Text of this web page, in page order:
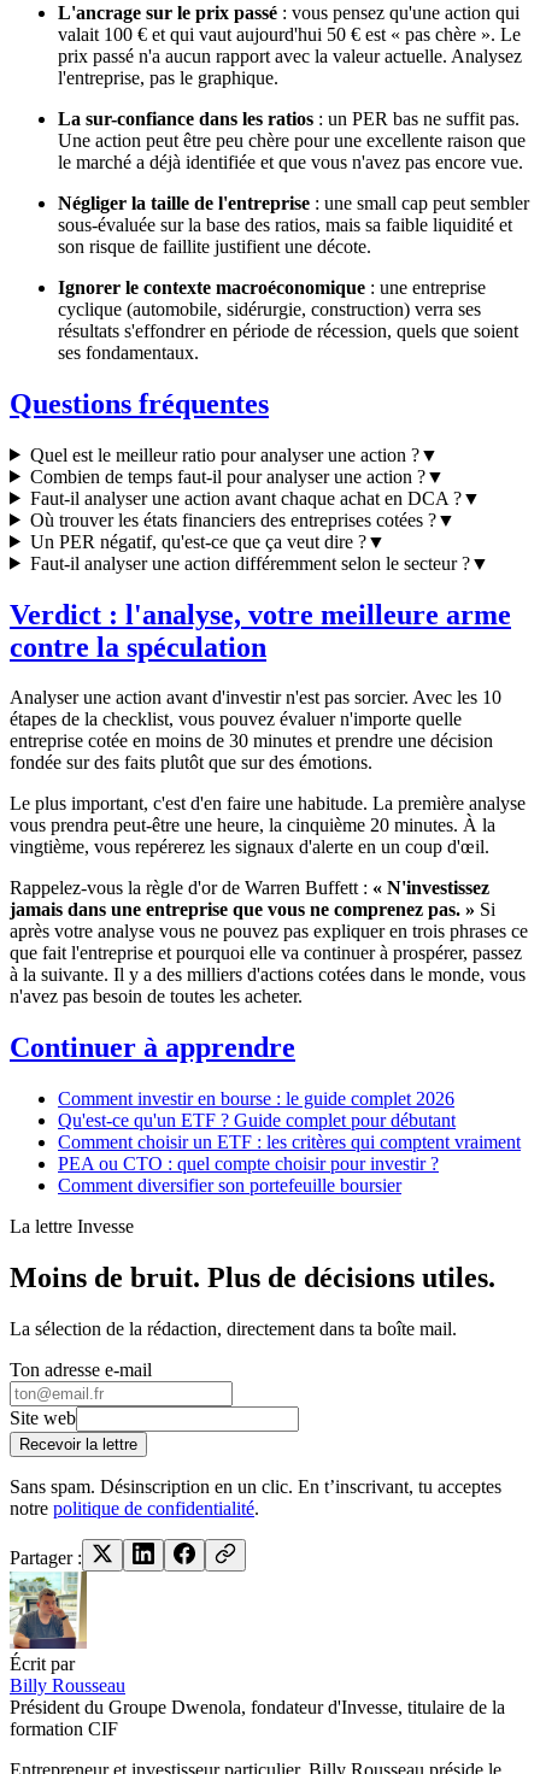
L'ancrage sur le prix passé : vous pensez qu'une action qui
valait 100 € et qui vaut aujourd'hui 50 € est « pas chère ». Le
prix passé n'a aucun rapport avec la valeur actuelle. Analysez
l'entreprise, pas le graphique.
La sur-confiance dans les ratios : un PER bas ne suffit pas.
Une action peut être peu chère pour une excellente raison que
le marché a déjà identifiée et que vous n'avez pas encore vue.
Négliger la taille de l'entreprise : une small cap peut sembler
sous-évaluée sur la base des ratios, mais sa faible liquidité et
son risque de faillite justifient une décote.
Ignorer le contexte macroéconomique : une entreprise
cyclique (automobile, sidérurgie, construction) verra ses
résultats s'effondrer en période de récession, quels que soient
ses fondamentaux.
Questions fréquentes
Quel est le meilleur ratio pour analyser une action ?▼
Combien de temps faut-il pour analyser une action ?▼
Faut-il analyser une action avant chaque achat en DCA ?▼
Où trouver les états financiers des entreprises cotées ?▼
Un PER négatif, qu'est-ce que ça veut dire ?▼
Faut-il analyser une action différemment selon le secteur ?▼
Verdict : l'analyse, votre meilleure arme
contre la spéculation
Analyser une action avant d'investir n'est pas sorcier. Avec les 10
étapes de la checklist, vous pouvez évaluer n'importe quelle
entreprise cotée en moins de 30 minutes et prendre une décision
fondée sur des faits plutôt que sur des émotions.
Le plus important, c'est d'en faire une habitude. La première analyse
vous prendra peut-être une heure, la cinquième 20 minutes. À la
vingtième, vous repérerez les signaux d'alerte en un coup d'œil.
Rappelez-vous la règle d'or de Warren Buffett : « N'investissez
jamais dans une entreprise que vous ne comprenez pas. » Si
après votre analyse vous ne pouvez pas expliquer en trois phrases ce
que fait l'entreprise et pourquoi elle va continuer à prospérer, passez
à la suivante. Il y a des milliers d'actions cotées dans le monde, vous
n'avez pas besoin de toutes les acheter.
Continuer à apprendre
Comment investir en bourse : le guide complet 2026
Qu'est-ce qu'un ETF ? Guide complet pour débutant
Comment choisir un ETF : les critères qui comptent vraiment
PEA ou CTO : quel compte choisir pour investir ?
Comment diversifier son portefeuille boursier
La lettre Invesse
Moins de bruit. Plus de décisions utiles.
La sélection de la rédaction, directement dans ta boîte mail.
Ton adresse e-mail
Site web
Recevoir la lettre
Sans spam. Désinscription en un clic. En t’inscrivant, tu acceptes
notre politique de confidentialité.
Partager :
Écrit par
Billy Rousseau
Président du Groupe Dwenola, fondateur d'Invesse, titulaire de la
formation CIF
Entrepreneur et investisseur particulier, Billy Rousseau préside le